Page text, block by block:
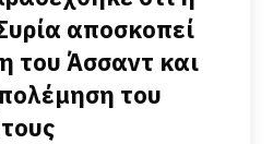
αποσκοπεί
του Άσσαντ και
του